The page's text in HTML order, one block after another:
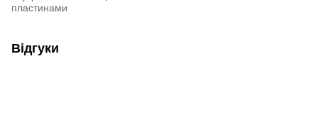
пластинами
Відгуки